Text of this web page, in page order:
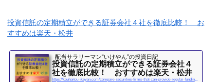
2019年になり、不労所得という名の受取配当金が月額５万...
続きを読む
投資信託の定期積立ができる証券会社４社を徹底比較！ お
すすめは楽天・松井
配当サラリーマン“いけやん”の投資日記 ​
投資信託の定期積立ができる証券会社４
社を徹底比較！ おすすめは楽天・松井
https://kouhaitou-ikeyan.com/compare-securities-firms-that-can-provide-regular-funding-for-mutual-funds